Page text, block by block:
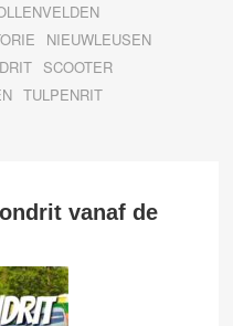
NIEUWLEUSEN
SCOOTER
TULPENRIT
vanaf de